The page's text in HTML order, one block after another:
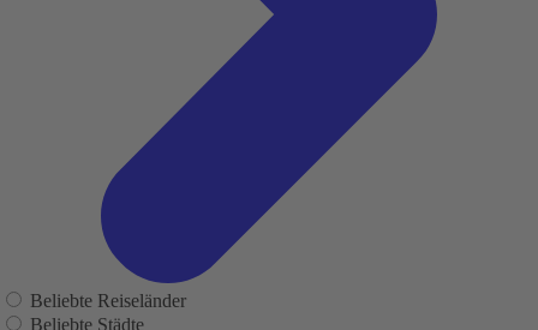
Beliebte Reiseländer
Beliebte Städte